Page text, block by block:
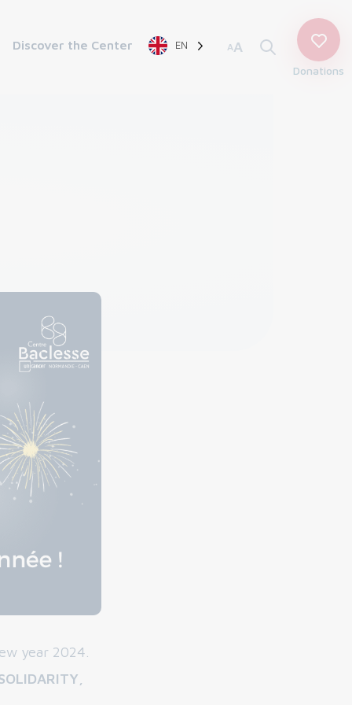
Discover the Center EN AA
Donations
year 2024.